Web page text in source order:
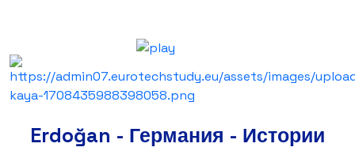
Erdoğan - Германия - Истории